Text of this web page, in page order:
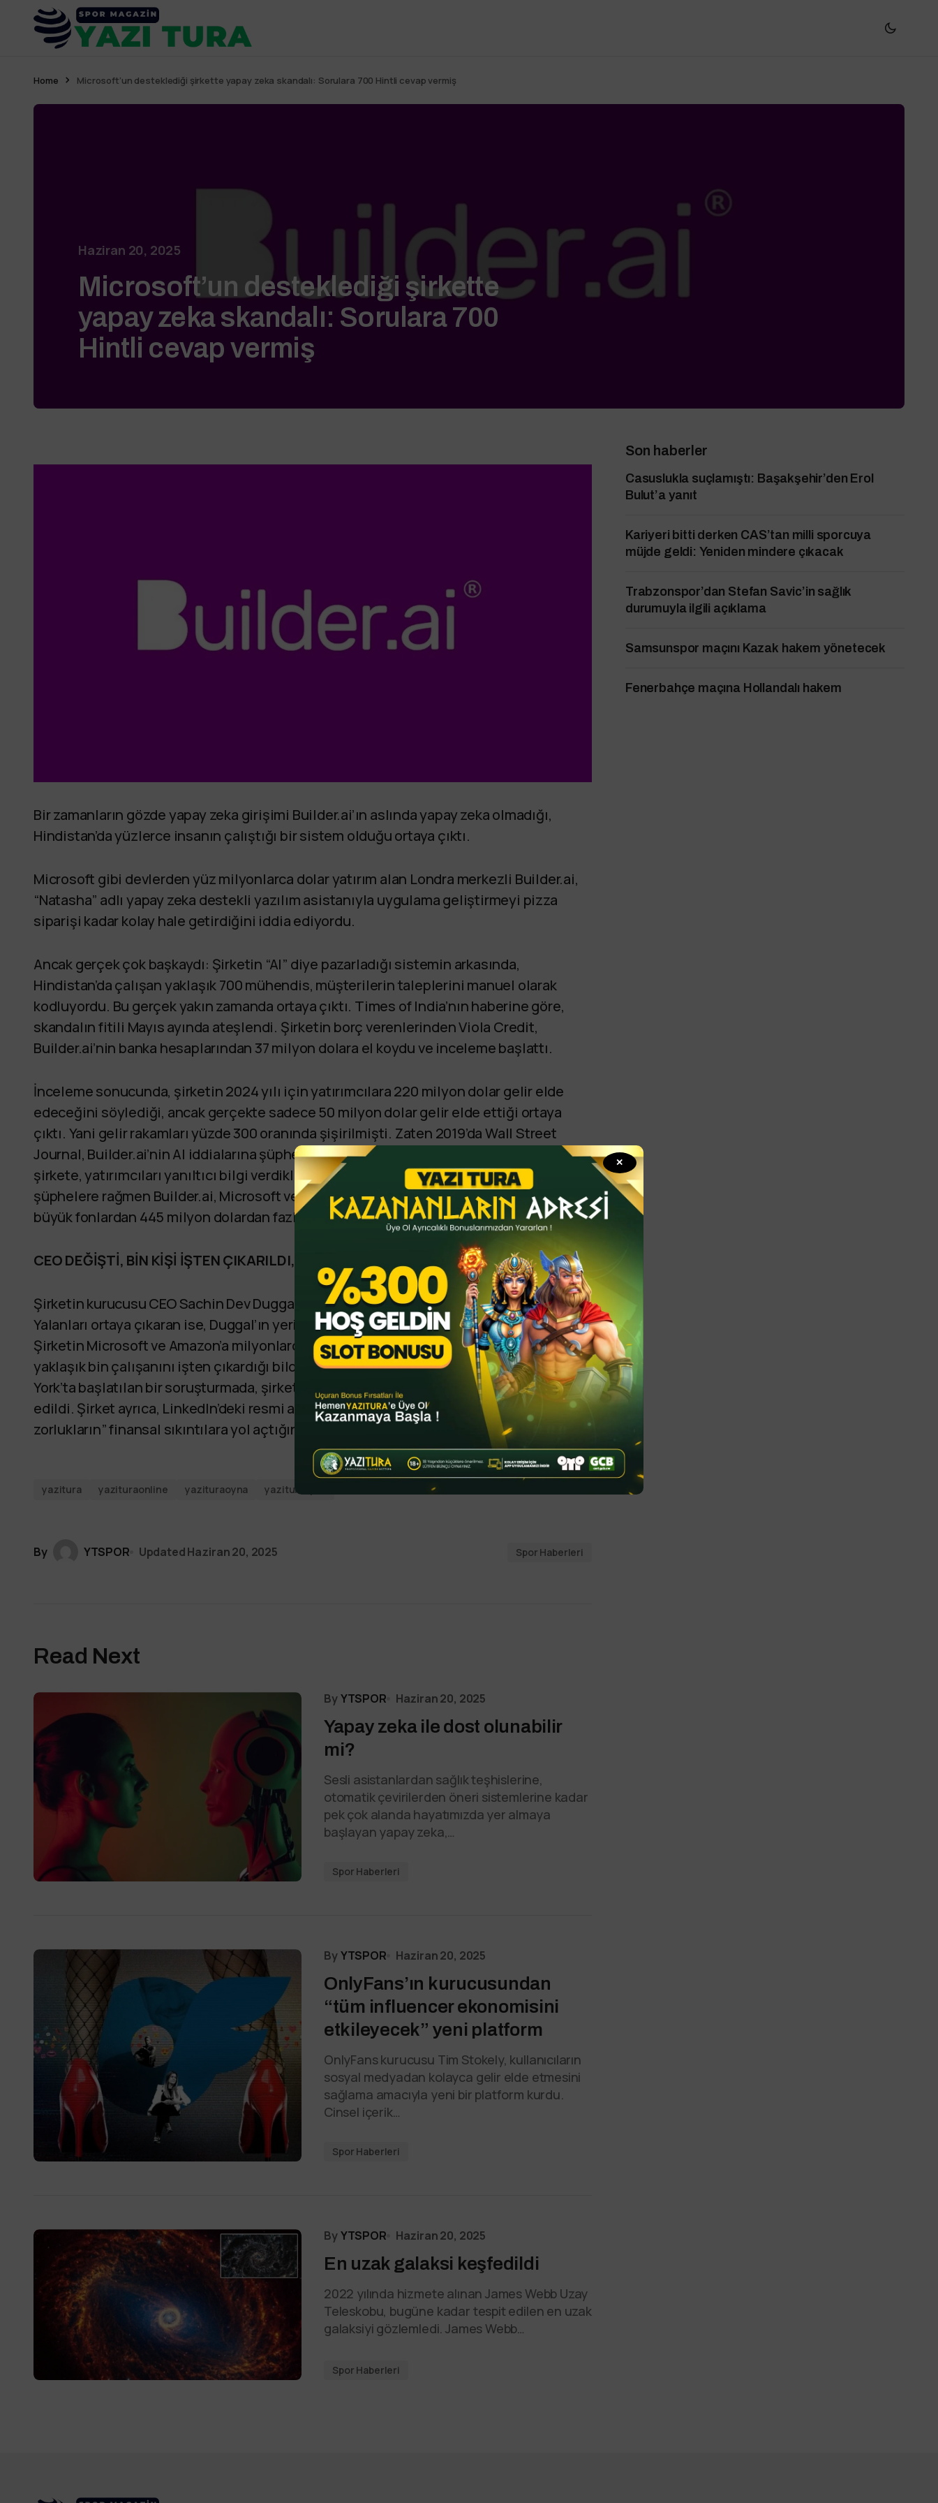
✕
Home Microsoft’un desteklediği şirkette yapay zeka skandalı: Sorulara 700 Hintli cevap vermiş
Haziran 20, 2025
Microsoft’un desteklediği şirkette
yapay zeka skandalı: Sorulara 700
Hintli cevap vermiş
Bir zamanların gözde yapay zeka girişimi Builder.ai’ın aslında yapay zeka olmadığı,
Hindistan’da yüzlerce insanın çalıştığı bir sistem olduğu ortaya çıktı.
Microsoft gibi devlerden yüz milyonlarca dolar yatırım alan Londra merkezli Builder.ai,
“Natasha” adlı yapay zeka destekli yazılım asistanıyla uygulama geliştirmeyi pizza
siparişi kadar kolay hale getirdiğini iddia ediyordu.
Ancak gerçek çok başkaydı: Şirketin “AI” diye pazarladığı sistemin arkasında,
Hindistan’da çalışan yaklaşık 700 mühendis, müşterilerin taleplerini manuel olarak
kodluyordu. Bu gerçek yakın zamanda ortaya çıktı. Times of India’nın haberine göre,
skandalın fitili Mayıs ayında ateşlendi. Şirketin borç verenlerinden Viola Credit,
Builder.ai’nin banka hesaplarından 37 milyon dolara el koydu ve inceleme başlattı.
İnceleme sonucunda, şirketin 2024 yılı için yatırımcılara 220 milyon dolar gelir elde
edeceğini söylediği, ancak gerçekte sadece 50 milyon dolar gelir elde ettiği ortaya
çıktı. Yani gelir rakamları yüzde 300 oranında şişirilmişti. Zaten 2019’da Wall Street
Journal, Builder.ai’nin AI iddialarına şüpheyle yaklaşmış; aynı yıl bir eski yönetici
şirkete, yatırımcıları yanıltıcı bilgi verdikleri gerekçesiyle dava açmıştı. Tüm bu
şüphelere rağmen Builder.ai, Microsoft ve Katar Yatırım Otoritesi dahil olmak üzere
büyük fonlardan 445 milyon dolardan fazla yatırım toplamayı başarmıştı.
CEO DEĞİŞTİ, BİN KİŞİ İŞTEN ÇIKARILDI, SORUŞTURMA BAŞLATILDI
Şirketin kurucusu CEO Sachin Dev Duggal, bu yılın başlarında görevinden ayrıldı.
Yalanları ortaya çıkaran ise, Duggal’ın yerine gelen yeni CEO Manpreet Ratia oldu.
Şirketin Microsoft ve Amazon’a milyonlarca dolarlık bulut bilişim borcu olduğu ve
yaklaşık bin çalışanını işten çıkardığı bildirildi. ABD’de federal savcılar olaya el attı. New
York’ta başlatılan bir soruşturmada, şirketin mali kayıtları ve müşteri belgeleri talep
edildi. Şirket ayrıca, LinkedIn’deki resmi açıklamasında “geçmişte yapılan hatalar ve
zorlukların” finansal sıkıntılara yol açtığını belirterek iflas sürecine girdiğini duyurdu.
yazitura yazituraonline yazituraoyna yazituraspor
By YTSPOR UpdatedHaziran 20, 2025 Spor Haberleri
Read Next
ByYTSPOR Haziran 20, 2025
Yapay zeka ile dost olunabilir
mi?
Sesli asistanlardan sağlık teşhislerine,
otomatik çevirilerden öneri sistemlerine kadar
pek çok alanda hayatımızda yer almaya
başlayan yapay zeka,…
Spor Haberleri
ByYTSPOR Haziran 20, 2025
OnlyFans’ın kurucusundan
“tüm influencer ekonomisini
etkileyecek” yeni platform
OnlyFans kurucusu Tim Stokely, kullanıcıların
sosyal medyadan kolayca gelir elde etmesini
sağlama amacıyla yeni bir platform kurdu.
Cinsel içerik…
Spor Haberleri
ByYTSPOR Haziran 20, 2025
En uzak galaksi keşfedildi
2022 yılında hizmete alınan James Webb Uzay
Teleskobu, bugüne kadar tespit edilen en uzak
galaksiyi gözlemledi. James Webb…
Spor Haberleri
Son haberler
Casuslukla suçlamıştı: Başakşehir’den Erol
Bulut’a yanıt
Kariyeri bitti derken CAS’tan milli sporcuya
müjde geldi: Yeniden mindere çıkacak
Trabzonspor’dan Stefan Savic’in sağlık
durumuyla ilgili açıklama
Samsunspor maçını Kazak hakem yönetecek
Fenerbahçe maçına Hollandalı hakem